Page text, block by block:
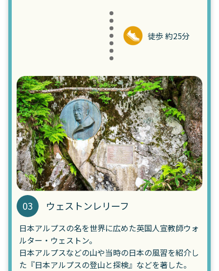
徒歩 約25分
03 ウェストンレリーフ
日本アルプスの名を世界に広めた英国人宣教師ウォ
ルター・ウェストン。
日本アルプスなどの山や当時の日本の風習を紹介し
た『日本アルプスの登山と探検』などを著した。